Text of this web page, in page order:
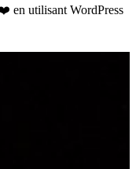
en utilisant WordPress